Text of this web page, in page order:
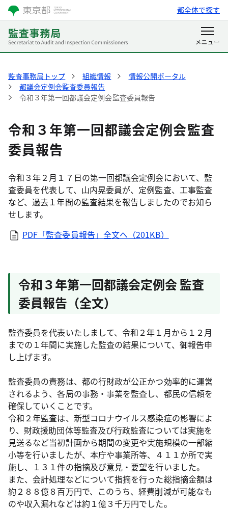
都全体で探す
監査事務局トップ 組織情報
情報公開ポータル
都議会定例会監査委員報告
令和３年第一回都議会定例会監査委員報告
令和３年第一回都議会定例会監査
委員報告
令和３年２月１７日の第一回都議会定例会において、監
査委員を代表して、山内晃委員が、定例監査、工事監査
など、過去１年間の監査結果を報告しましたのでお知ら
せします。
PDF「監査委員報告」全文へ（201KB）
令和３年第一回都議会定例会 監査
委員報告（全文）
監査委員を代表いたしまして、令和２年１月から１２月
までの１年間に実施した監査の結果について、御報告申
し上げます。
監査委員の責務は、都の行財政が公正かつ効率的に運営
されるよう、各局の事務・事業を監査し、都民の信頼を
確保していくことです。
令和２年監査は、新型コロナウイルス感染症の影響によ
り、財政援助団体等監査及び行政監査については実施を
見送るなど当初計画から期間の変更や実施規模の一部縮
小等を行いましたが、本庁や事業所等、４１１か所で実
施し、１３１件の指摘及び意見・要望を行いました。
また、会計処理などについて指摘を行った総指摘金額は
約２８８億８百万円で、このうち、経費削減が可能なも
のや収入漏れなどは約１億３千万円でした。